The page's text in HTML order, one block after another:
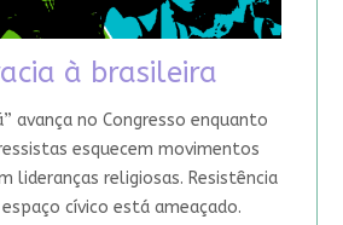
à brasileira
avança no Congresso enquanto
esquecem movimentos
lideranças religiosas. Resistência
cívico está ameaçado.